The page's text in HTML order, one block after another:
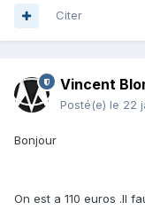
Citer
Vincent
Posté(e) le 22
Bonjour
On est a 110 euros .Il